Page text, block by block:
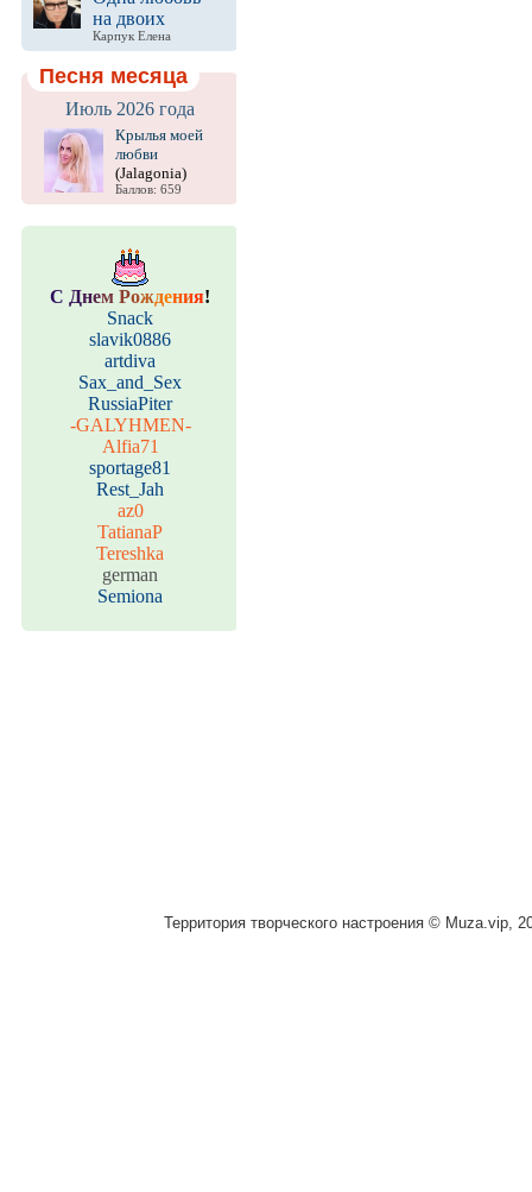
на двоих
Карпук Елена
Песня месяца
Июль 2026 года
Крылья моей
любви
(Jalagonia)
Баллов: 659
С Днем Рождения!
Snack
slavik0886
artdiva
Sax_and_Sex
RussiaPiter
-GALYHMEN-
Alfia71
sportage81
Rest_Jah
az0
TatianaP
Tereshka
german
Semiona
Территория творческого настроения © Muza.vip,